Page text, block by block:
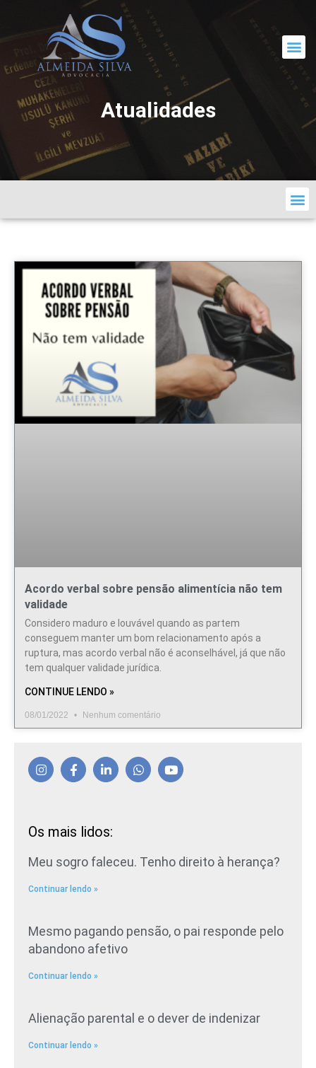
Atualidades
Acordo verbal sobre pensão alimentícia não tem
validade
Considero maduro e louvável quando as partem
conseguem manter um bom relacionamento após a
ruptura, mas acordo verbal não é aconselhável, já que não
tem qualquer validade jurídica.
CONTINUE LENDO »
08/01/2022 Nenhum comentário
Os mais lidos:
Meu sogro faleceu. Tenho direito à herança?
Continuar lendo »
Mesmo pagando pensão, o pai responde pelo
abandono afetivo
Continuar lendo »
Alienação parental e o dever de indenizar
Continuar lendo »